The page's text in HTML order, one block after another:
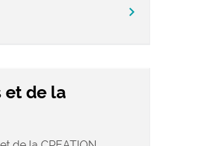
chevron_right
et de la